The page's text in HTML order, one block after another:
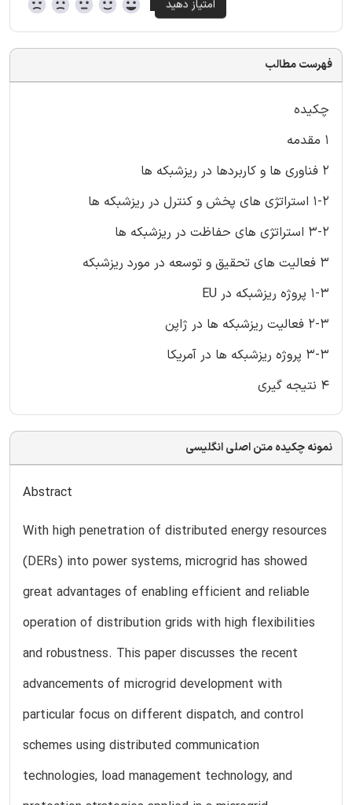
فهرست مطالب
چکیده
1 مقدمه
2 فناوری ها و کاربردها در ریزشبکه ها
1-2 استراتژی های پخش و کنترل در ریزشبکه ها
3-2 استراتژی های حفاظت در ریزشبکه ها
3 فعالیت های تحقیق و توسعه در مورد ریزشبکه
1-3 پروژه ریزشبکه در EU
2-3 فعالیت ریزشبکه ها در ژاپن
3-3 پروژه ریزشبکه ها در آمریکا
4 نتیجه گیری
نمونه چکیده متن اصلی انگلیسی
Abstract
With high penetration of distributed energy resources
(DERs) into power systems, microgrid has showed
great advantages of enabling efficient and reliable
operation of distribution grids with high flexibilities
and robustness. This paper discusses the recent
advancements of microgrid development with
particular focus on different dispatch, and control
schemes using distributed communication
technologies, load management technology, and